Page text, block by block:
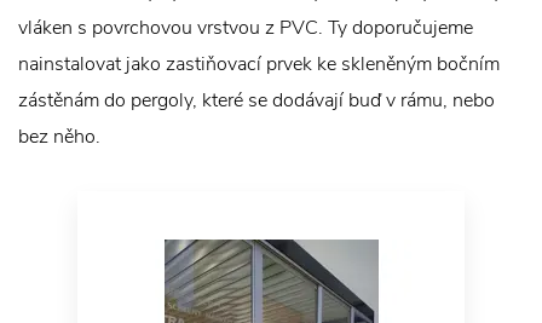
vláken s povrchovou vrstvou z PVC. Ty doporučujeme
nainstalovat jako zastiňovací prvek ke skleněným bočním
zástěnám do pergoly, které se dodávají buď v rámu, nebo
bez něho.